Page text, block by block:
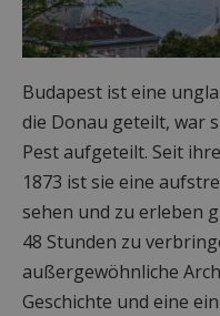
Budapest ist eine
die Donau geteilt, war
Pest aufgeteilt. Seit
1873 ist sie eine
sehen und zu erleben
48 Stunden zu
außergewöhnliche
Geschichte und eine